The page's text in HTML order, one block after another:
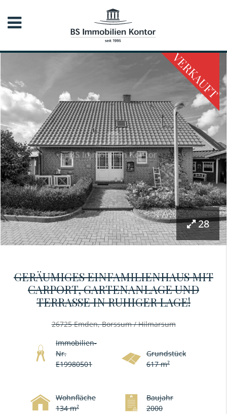
VERKAUFT
28
GERÄUMIGES EINFAMILIENHAUS MIT
CARPORT, GARTENANLAGE UND
TERRASSE IN RUHIGER LAGE!
26725 Emden, Borssum / Hilmarsum
Immobilien-
Nr.
E19980501
Grundstück
617 m²
Wohnfläche
134 m²
Baujahr
2000